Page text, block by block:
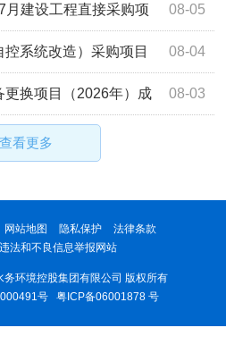
08-05
月建设工程直接采购项
08-04
系统改造）采购项目
08-03
更换项目（2026年）成
查看更多
网站地图 隐私保护
法律条款
法和不良信息举报网站
环境控股集团有限公司 版权所有
号 粤ICP备06001878 号